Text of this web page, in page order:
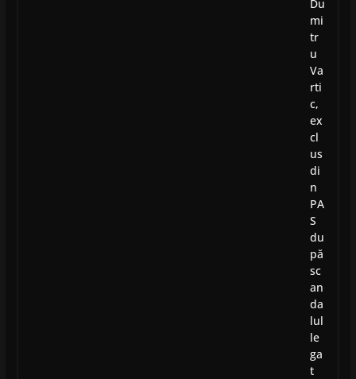
Du
mi
tr
u
Va
rti
c,
ex
cl
us
di
n
PA
S
du
pă
sc
an
da
lul
le
ga
t